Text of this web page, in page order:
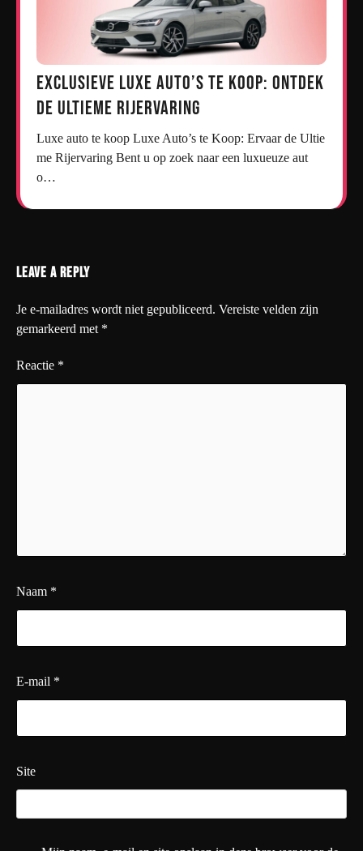
Exclusieve Luxe Auto’s te Koop: Ontdek
de Ultieme Rijervaring
Luxe auto te koop Luxe Auto’s te Koop: Ervaar de Ultie
me Rijervaring Bent u op zoek naar een luxueuze aut
o…
Leave a Reply
Je e-mailadres wordt niet gepubliceerd. Vereiste velden zijn
gemarkeerd met *
Reactie *
Naam *
E-mail *
Site